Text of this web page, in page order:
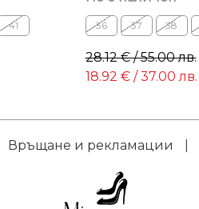
41 36 37 38
28.12 € / 55.00 лв.
18.92 € / 37.00 лв.
Връщане и рекламации